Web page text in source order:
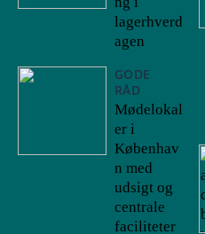
lagerhverd
agen
GODE
RÅD
Mødelokal
er i
Københav
n med
udsigt og
centrale
faciliteter